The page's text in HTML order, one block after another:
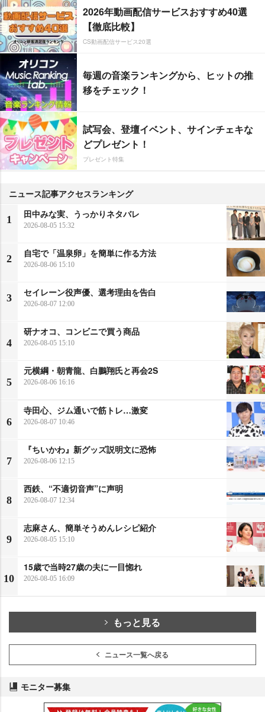
2026年動画配信サービスおすすめ40選
【徹底比較】
CS動画配信サービス20選
毎週の音楽ランキングから、ヒットの推
移をチェック！
試写会、登壇イベント、サインチェキな
どプレゼント！
プレゼント特集
ニュース記事アクセスランキング
1
田中みな実、うっかりネタバレ
2026-08-05 15:32
2
自宅で「温泉卵」を簡単に作る方法
2026-08-06 15:10
3
セイレーン役声優、選考理由を告白
2026-08-07 12:00
4
研ナオコ、コンビニで買う商品
2026-08-05 15:10
5
元横綱・朝青龍、白鵬翔氏と再会2S
2026-08-06 16:16
6
寺田心、ジム通いで筋トレ…激変
2026-08-07 10:46
7
『ちいかわ』新グッズ説明文に恐怖
2026-08-06 12:15
8
西鉄、“不適切音声”に声明
2026-08-07 12:34
9
志麻さん、簡単そうめんレシピ紹介
2026-08-05 15:10
10
15歳で当時27歳の夫に一目惚れ
2026-08-05 16:09
もっと見る
ニュース一覧へ戻る
モニター募集